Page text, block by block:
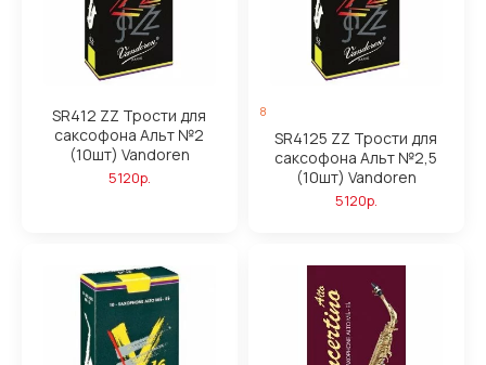
SR412 ZZ Трости для
саксофона Альт №2
(10шт) Vandoren
5120р.
8
SR4125 ZZ Трости для
саксофона Альт №2,5
(10шт) Vandoren
5120р.